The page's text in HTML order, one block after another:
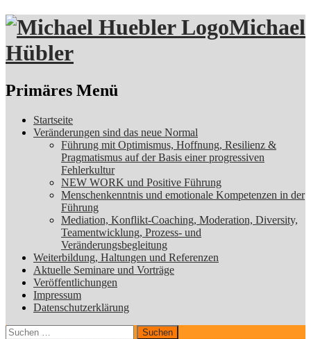
Michael
Hübler
Suchen
Primäres Menü
Zum
Inhalt
Startseite
Veränderungen sind das neue Normal
Führung mit Optimismus, Hoffnung, Resilienz &
Pragmatismus auf der Basis einer progressiven
Fehlerkultur
NEW WORK und Positive Führung
Menschenkenntnis und emotionale Kompetenzen in der
Führung
Mediation, Konflikt-Coaching, Moderation, Diversity,
Teamentwicklung, Prozess- und
Veränderungsbegleitung
Weiterbildung, Haltungen und Referenzen
Aktuelle Seminare und Vorträge
Veröffentlichungen
Impressum
Datenschutzerklärung
Suchen